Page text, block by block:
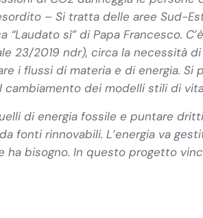
– Si tratta delle aree Sud-
sì” di Papa Francesco.
23/2019 ndr), circa la necessità
i flussi di materia e di energia. Si
cambiamento dei modelli stili di
di energia fossile e puntare
fonti rinnovabili. L’energia va
bisogno. In questo progetto